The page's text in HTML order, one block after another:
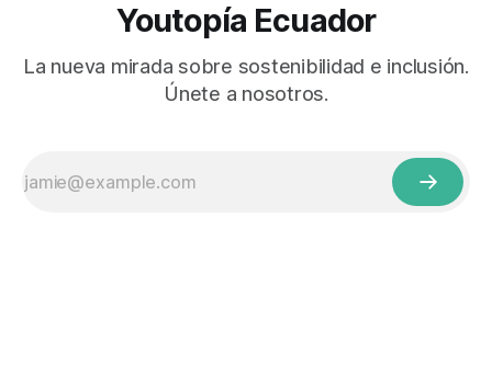
Youtopía Ecuador
La nueva mirada sobre sostenibilidad e inclusión.
Únete a nosotros.